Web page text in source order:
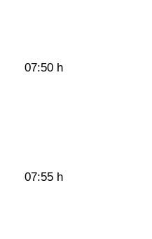
07:50 h
07:55 h